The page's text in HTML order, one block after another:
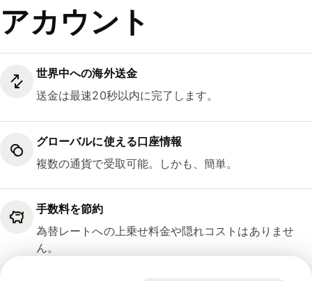
アカウント
世界中への海外送金
送金は最速20秒以内に完了します。
グローバルに使える口座情報
複数の通貨で受取可能。しかも、簡単。
手数料を節約
為替レートへの上乗せ料金や隠れコストはありませ
ん。